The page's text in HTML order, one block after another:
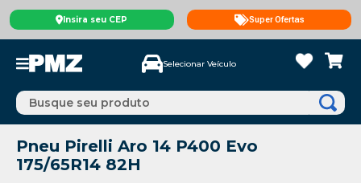
Insira seu CEP Super Ofertas
Selecionar Veículo
Busque seu produto
Pneu Pirelli Aro 14 P400 Evo
175/65R14 82H